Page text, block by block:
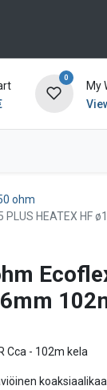
0
My
ohm
HEATEX HF
Cca - 102m kela